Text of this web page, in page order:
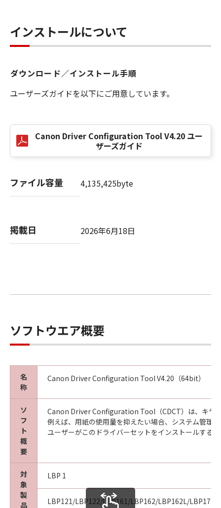
７．保証の否認・免責
(1) 「本ソフトウェア」は、『現状のまま』の
状態で使用許諾されます。キヤノン、キヤノン
代理店または販売店のいずれも、「本ソフトウ
適合性の保証を含め、いかなる保証も、明示た
(2) キヤノン、キヤノンの子会社、キヤノンの関
連会社、それらの販売代理店または販売店のい
ずれも、「本ソフトウェア」の使用または使用
その他の派生的または付随的な損害を含むがこ
れらに限定されない全ての損害を言います。）
ン、キヤノンの子会社、キヤノンの関連会社、
それらの販売代理店または販売店がかかる損害
ずれも、「本ソフトウェア」、または「本ソフ
も、一切責任を負わないものとします。
お客様は、「本ソフトウェア」を使用して初期
設定が変更された「キヤノン製品」用のドライ
バーソフトウェアプログラムをインストールす
関する警告ウィンドウが表示されることを承諾
するものとします。
９．契約期間
(1) 本契約書は、お客様が、『同意』を示す下
記のボタンをクリックした時点、または「本ソ
フトウェア」を使用した時点で発効し、下記(2)
または(3)により終了されるまで有効に存続しま
インストールについて
ダウンロード／インストール手順
ユーザーズガイドを以下にご用意しています。
Canon Driver Configuration Tool V4.20 ユー
ザーズガイド
ファイル容量 4,135,425byte
掲載日 2026年6月18日
ソフトウエア概要
名
称
Canon Driver Configuration Tool V4.20（64bit）
ソ
フ
ト
概
要
Canon Driver Configuration Tool（CDCT）は、キヤ
例えば、用紙の使用量を抑えたい場合、システム管理
ユーザーがこのドライバーセットをインストールする
対
象
製
品
LBP 1
LBP121/LBP122/LBP161/LBP162/LBP162L/